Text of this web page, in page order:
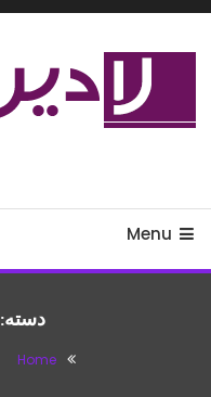
Skip
Menu
دسته:
Home